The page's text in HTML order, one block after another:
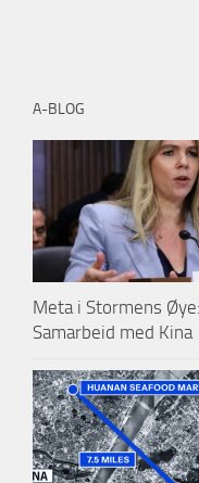
A-BLOG
Meta i Stormens
Samarbeid med Kina